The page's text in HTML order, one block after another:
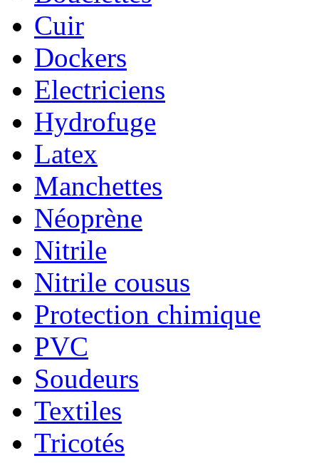
Cuir
Dockers
Electriciens
Hydrofuge
Latex
Manchettes
Néoprène
Nitrile
Nitrile cousus
Protection chimique
PVC
Soudeurs
Textiles
Tricotés